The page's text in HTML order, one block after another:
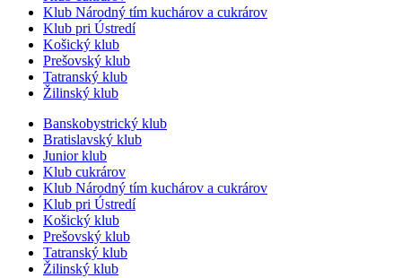
Klub Národný tím kuchárov a cukrárov
Klub pri Ústredí
Košický klub
Prešovský klub
Tatranský klub
Žilinský klub
Banskobystrický klub
Bratislavský klub
Junior klub
Klub cukrárov
Klub Národný tím kuchárov a cukrárov
Klub pri Ústredí
Košický klub
Prešovský klub
Tatranský klub
Žilinský klub